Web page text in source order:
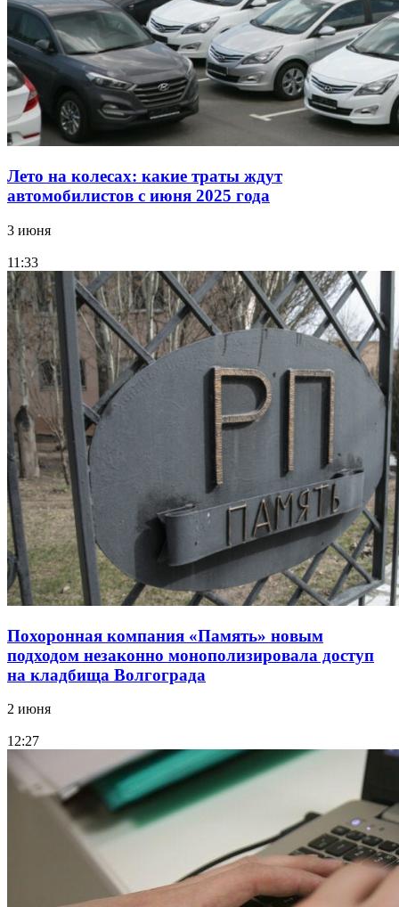
Лето на колесах: какие траты ждут
автомобилистов с июня 2025 года
3 июня
11:33
Похоронная компания «Память» новым
подходом незаконно монополизировала доступ
на кладбища Волгограда
2 июня
12:27